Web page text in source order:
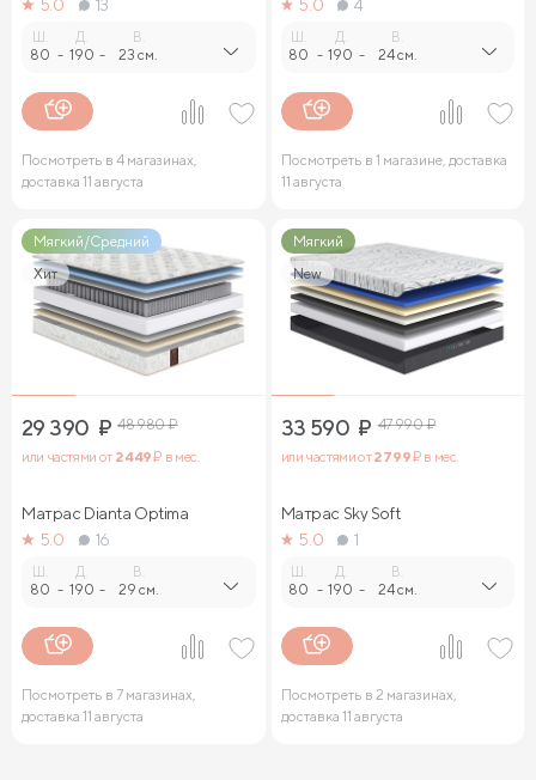
5.0
13
80 -
Д.
190 -
В.
23 см.
Посмотреть в 4 магазинах,
доставка 11 августа
5.0
4
80 -
Д.
190 -
В.
24 см.
Посмотреть в 1 магазине, доставка
11 августа
Мягкий/Средний
Хит
29 390 ₽ 48 980₽
или частями от 2 449₽ в мес.
Матрас Dianta Optima
5.0
16
80 -
Д.
190 -
В.
29 см.
Посмотреть в 7 магазинах,
доставка 11 августа
Мягкий
New
33 590 ₽ 47 990₽
или частями от2 799₽ в мес.
Матрас Sky Soft
5.0
1
80 -
Д.
190 -
В.
24 см.
Посмотреть в 2 магазинах,
доставка 11 августа